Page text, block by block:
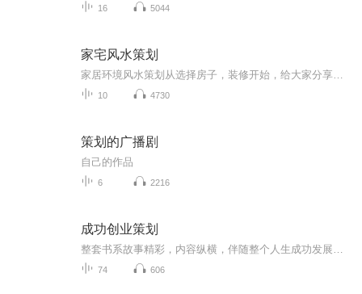
16 5044
家宅风水策划
10 4730
策划的广播剧
自己的作品
6 2216
成功创业策划
74 606